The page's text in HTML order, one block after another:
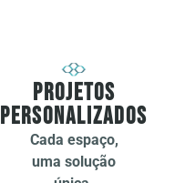
Projetos
Personalizados
Cada espaço,
uma solução